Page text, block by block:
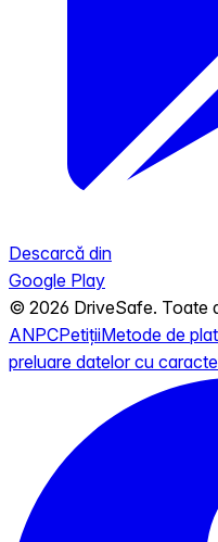
Descarcă din
Google Play
© 2026 DriveSafe. Toate
ANPCPetițiiMetode de
preluare datelor cu